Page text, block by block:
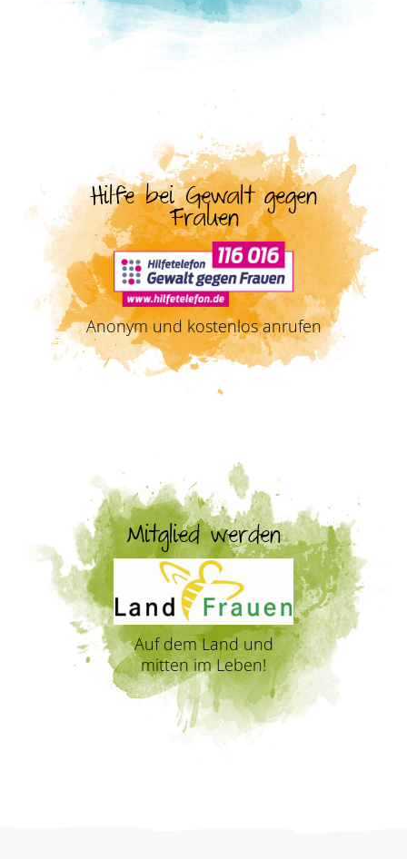
Hilfe bei Gewalt gegen
Frauen
Anonym und kostenlos anrufen
Mitglied werden
Auf dem Land und
mitten im Leben!